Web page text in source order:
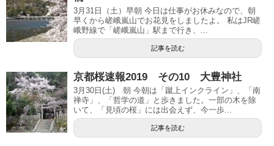
3月31日（土）早朝 今日は仕事がお休みなので、朝
早くから嵯峨嵐山でお花見をしましたよ。 私はJR嵯
峨野線で「嵯峨嵐山」駅まで行き、...
記事を読む
京都桜速報2019 その10 大豊神社
3月30日(土) 朝 今朝は「蹴上インクライン」、「南
禅寺」、「哲学の道」と歩きました。一部の木を除
いて、「見頃の桜」には出会えず、今一歩...
記事を読む